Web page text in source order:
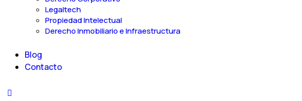
Legaltech
Propiedad Intelectual
Derecho Inmobiliario e Infraestructura
Blog
Contacto